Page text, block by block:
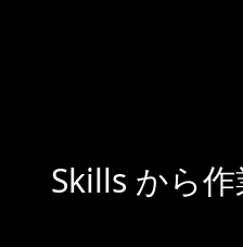
Skills から